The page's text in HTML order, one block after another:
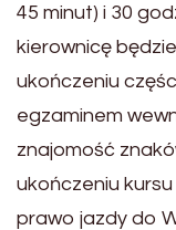
45 minut) i 30
kierownicę
ukończeniu
egzaminem
znajomość
ukończeniu
prawo jazdy do